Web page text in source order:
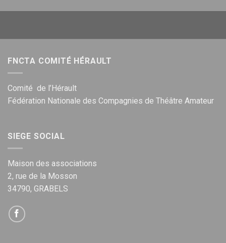
FNCTA COMITÉ HÉRAULT
Comité de l’Hérault
Fédération Nationale des Compagnies de Théâtre Amateur
SIEGE SOCIAL
Maison des associations
2, rue de la Mosson
34790, GRABELS